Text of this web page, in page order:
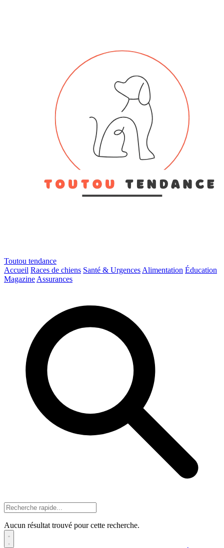
Toutou tendance
Accueil Races de chiens Santé & Urgences Alimentation Éducation
Magazine Assurances
Aucun résultat trouvé pour cette recherche.